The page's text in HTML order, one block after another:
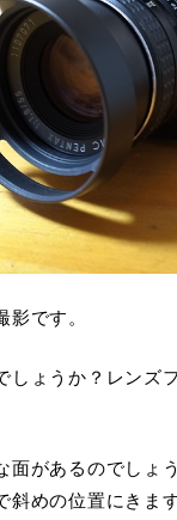
です。
しょうか？レンズ
面があるのでしょ
めの位置にきます